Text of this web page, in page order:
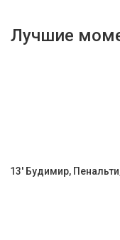
Лучшие
13' Будимир,